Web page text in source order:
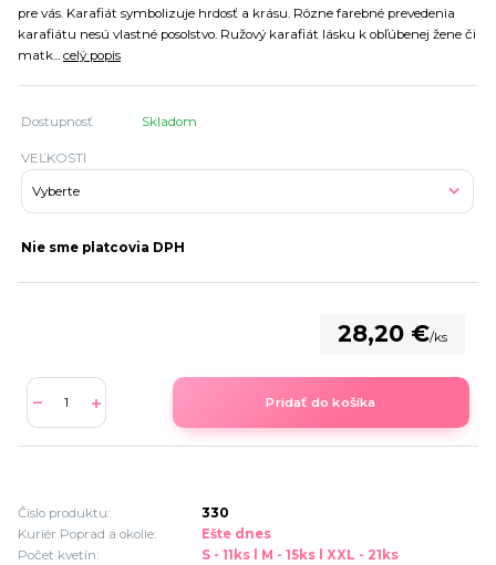
pre vás. Karafiát symbolizuje hrdosť a krásu. Rôzne farebné prevedenia
karafiátu nesú vlastné posolstvo. Ružový karafiát lásku k obľúbenej žene či
matk... celý popis
Dostupnosť Skladom
VEĽKOSTI
Nie sme platcovia DPH
28,20 €/ks
Pridať do košíka
Číslo produktu:
330
Kuriér Poprad a okolie:
Ešte dnes
Počet kvetín:
S - 11ks l M - 15ks l XXL - 21ks